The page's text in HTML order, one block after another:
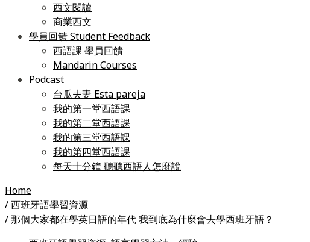
西文閱讀
商業西文
學員回饋 Student Feedback
西語課 學員回饋
Mandarin Courses
Podcast
台瓜夫妻 Esta pareja
我的第一堂西語課
我的第二堂西語課
我的第三堂西語課
我的第四堂西語課
每天十分鐘 聽聽西語人怎麼說
Home
/ 西班牙語學習資源
/ 那個大家都在學英日語的年代 我到底為什麼會去學西班牙語？